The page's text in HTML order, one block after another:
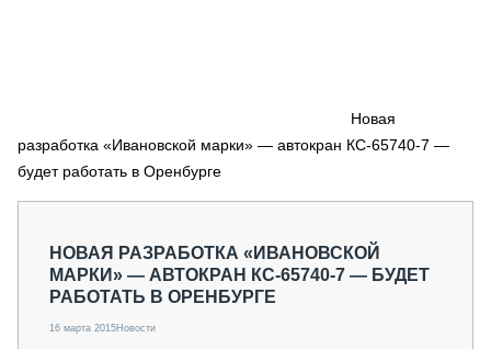
СПЕЦПРОЕКТЫ
МЕРОПРИЯТИЯ
СТАТЬИ ПО КАТЕГОРИЯМ ТЕХНИКИ
Новая
разработка «Ивановской марки» — автокран КС-65740-7 —
будет работать в Оренбурге
НОВАЯ РАЗРАБОТКА «ИВАНОВСКОЙ
МАРКИ» — АВТОКРАН КС-65740-7 — БУДЕТ
РАБОТАТЬ В ОРЕНБУРГЕ
16 марта 2015Новости